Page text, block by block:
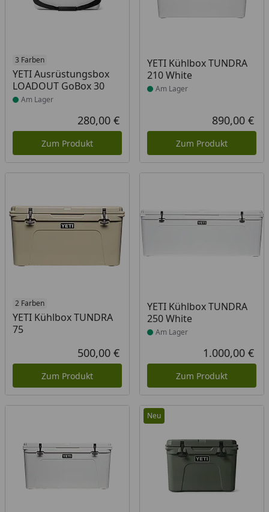
3 Farben
YETI Ausrüstungsbox
LOADOUT GoBox 30
Produkt am Lager
Am Lager
Aktueller Preis
280,00 €
Zum Produkt
YETI Kühlbox TUNDRA
210 White
Produkt am Lager
Am Lager
890,00 €
Zum Produkt
2 Farben
YETI Kühlbox TUNDRA
75
Aktueller Preis
500,00 €
Zum Produkt
YETI Kühlbox TUNDRA
250 White
Produkt am Lager
Am Lager
1.000,00 €
Zum Produkt
Neu